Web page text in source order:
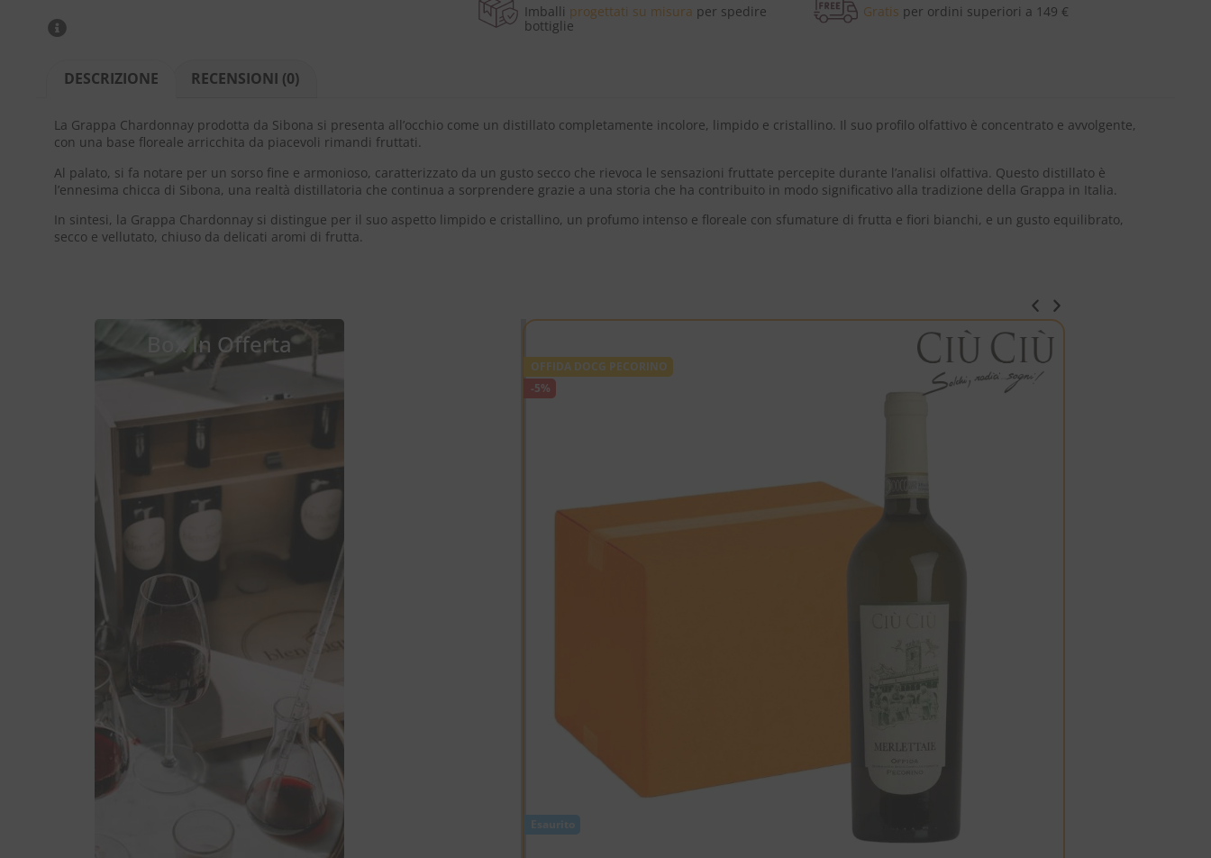
Imballi progettati su misura per spedire
bottiglie
Gratis per ordini superiori a 149 €
DESCRIZIONE RECENSIONI (0)
La Grappa Chardonnay prodotta da Sibona si presenta all’occhio come un distillato completamente incolore, limpido e cristallino. Il suo profilo olfattivo è concentrato e avvolgente,
con una base floreale arricchita da piacevoli rimandi fruttati.
Al palato, si fa notare per un sorso fine e armonioso, caratterizzato da un gusto secco che rievoca le sensazioni fruttate percepite durante l’analisi olfattiva. Questo distillato è
l’ennesima chicca di Sibona, una realtà distillatoria che continua a sorprendere grazie a una storia che ha contribuito in modo significativo alla tradizione della Grappa in Italia.
In sintesi, la Grappa Chardonnay si distingue per il suo aspetto limpido e cristallino, un profumo intenso e floreale con sfumature di frutta e fiori bianchi, e un gusto equilibrato,
secco e vellutato, chiuso da delicati aromi di frutta.
Box In Offerta
Esaurito
OFFIDA DOCG PECORINO
-5%